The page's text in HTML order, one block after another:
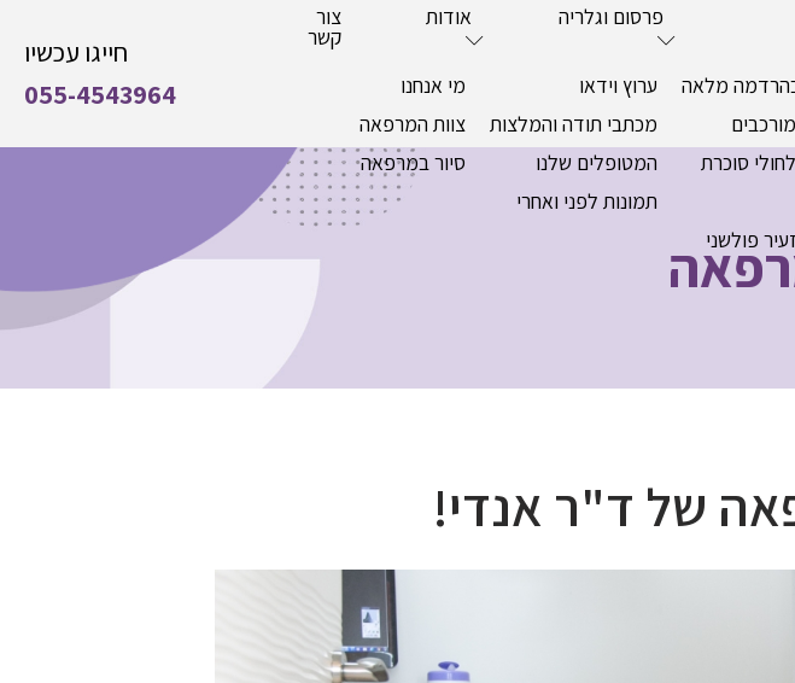
בהרדמה מלאה
סוכרת
פולשני
פרסום וגלריה
ערוץ וידאו
מכתבי תודה והמלצות
המטופלים שלנו
תמונות לפני ואחרי
אודות
מי אנחנו
צוות המרפאה
סיור במרפאה
צור
קשר
חייגו עכשיו
055-4543964
של ד"ר אנדי!